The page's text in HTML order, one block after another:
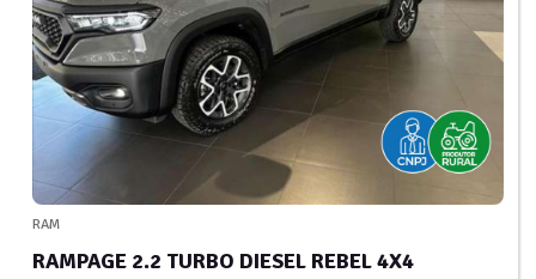
RAM
RAMPAGE 2.2 TURBO DIESEL REBEL 4X4